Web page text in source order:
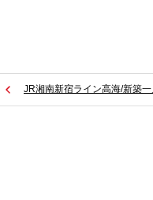
JR湘南新宿ライン高海/新築